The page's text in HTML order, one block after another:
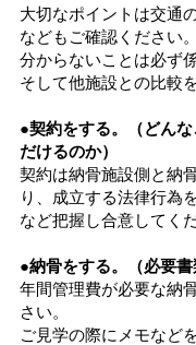
大切なポイントは交通
などもご確認ください。
分からないことは必ず
そして他施設との比較
●契約をする。（どん
だけるのか）
契約は納骨施設側と納
り、成立する法律行為
など把握し合意してく
●納骨をする。（必要書
年間管理費が必要な納
さい。
ご見学の際にメモなど